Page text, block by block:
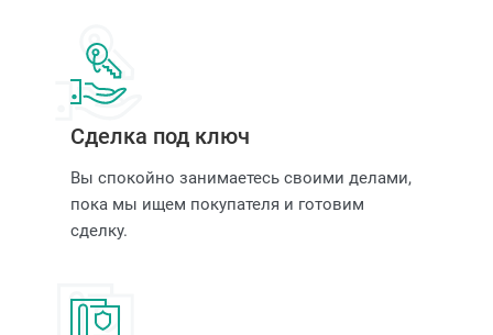
Сделка под ключ
Вы спокойно занимаетесь своими делами,
пока мы ищем покупателя и готовим
сделку.